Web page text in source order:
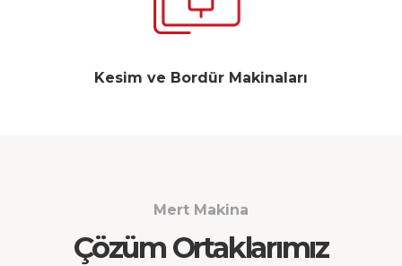
Kesim ve Bordür Makinaları
Mert Makina
Çözüm Ortaklarımız